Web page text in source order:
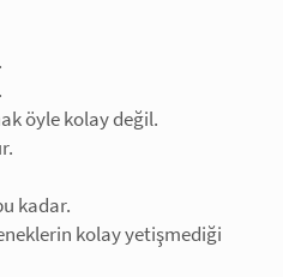
öyle kolay değil.
kadar.
kolay yetişmediği